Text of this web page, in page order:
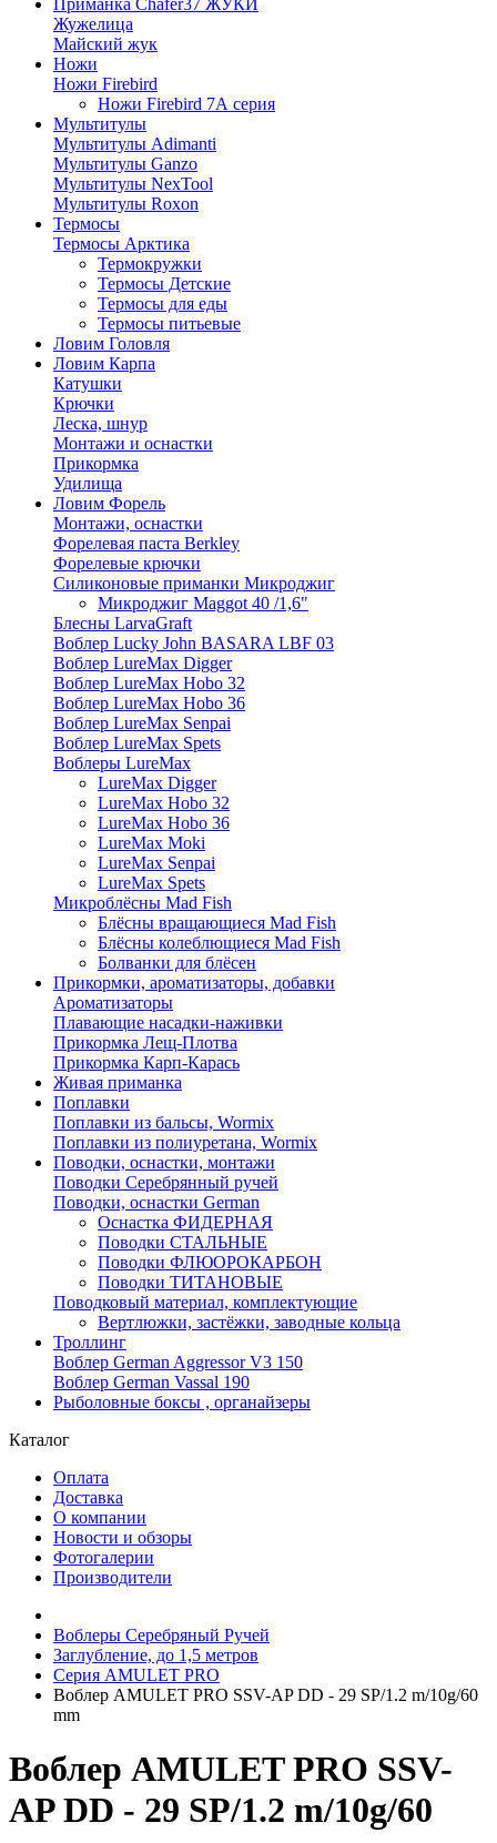
Приманка Chafer37 ЖУКИ
Жужелица
Майский жук
Ножи
Ножи Firebird
Ножи Firebird 7А серия
Мультитулы
Мультитулы Adimanti
Мультитулы Ganzo
Мультитулы NexTool
Мультитулы Roxon
Термосы
Термосы Арктика
Термокружки
Термосы Детские
Термосы для еды
Термосы питьевые
Ловим Головля
Ловим Карпа
Катушки
Крючки
Леска, шнур
Монтажи и оснастки
Прикормка
Удилища
Ловим Форель
Монтажи, оснастки
Форелевая паста Berkley
Форелевые крючки
Силиконовые приманки Микроджиг
Микроджиг Maggot 40 /1,6"
Блесны LarvaGraft
Воблер Lucky John BASARA LBF 03
Воблер LureMax Digger
Воблер LureMax Hobo 32
Воблер LureMax Hobo 36
Воблер LureMax Senpai
Воблер LureMax Spets
Воблеры LureMax
LureMax Digger
LureMax Hobo 32
LureMax Hobo 36
LureMax Moki
LureMax Senpai
LureMax Spets
Микроблёсны Mad Fish
Блёсны вращающиеся Mad Fish
Блёсны колеблющиеся Mad Fish
Болванки для блёсен
Прикормки, ароматизаторы, добавки
Ароматизаторы
Плавающие насадки-наживки
Прикормка Лещ-Плотва
Прикормка Карп-Карась
Живая приманка
Поплавки
Поплавки из бальсы, Wormix
Поплавки из полиуретана, Wormix
Поводки, оснастки, монтажи
Поводки Серебрянный ручей
Поводки, оснастки German
Оснастка ФИДЕРНАЯ
Поводки СТАЛЬНЫЕ
Поводки ФЛЮОРОКАРБОН
Поводки ТИТАНОВЫЕ
Поводковый материал, комплектующие
Вертлюжки, застёжки, заводные кольца
Троллинг
Воблер German Aggressor V3 150
Воблер German Vassal 190
Рыболовные боксы , органайзеры
Каталог
Оплата
Доставка
О компании
Новости и обзоры
Фотогалерии
Производители
Воблеры Серебряный Ручей
Заглубление, до 1,5 метров
Серия AMULET PRO
Воблер AMULET PRO SSV-AP DD - 29 SP/1.2 m/10g/60
mm
Воблер AMULET PRO SSV-
AP DD - 29 SP/1.2 m/10g/60